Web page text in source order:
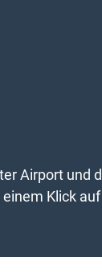
Airport und
Klick